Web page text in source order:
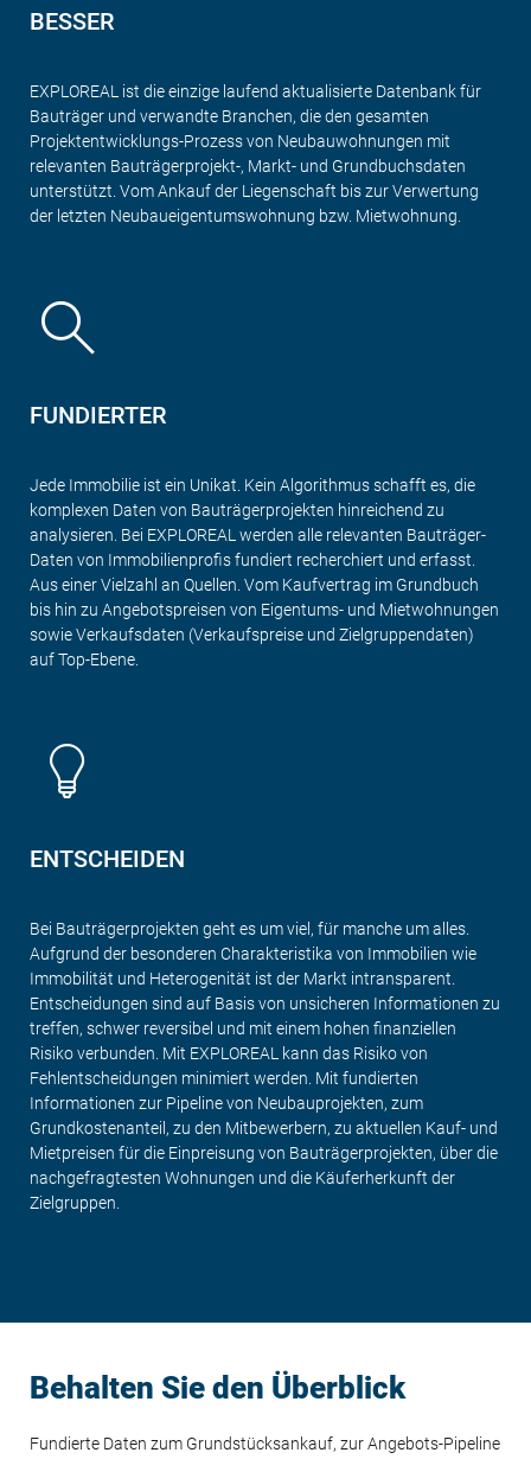
BESSER
EXPLOREAL ist die einzige laufend aktualisierte Datenbank für
Bauträger und verwandte Branchen, die den gesamten
Projektentwicklungs-Prozess von Neubauwohnungen mit
relevanten Bauträgerprojekt-, Markt- und Grundbuchsdaten
unterstützt. Vom Ankauf der Liegenschaft bis zur Verwertung
der letzten Neubaueigentumswohnung bzw. Mietwohnung.
FUNDIERTER
Jede Immobilie ist ein Unikat. Kein Algorithmus schafft es, die
komplexen Daten von Bauträgerprojekten hinreichend zu
analysieren. Bei EXPLOREAL werden alle relevanten Bauträger-
Daten von Immobilienprofis fundiert recherchiert und erfasst.
Aus einer Vielzahl an Quellen. Vom Kaufvertrag im Grundbuch
bis hin zu Angebotspreisen von Eigentums- und Mietwohnungen
sowie Verkaufsdaten (Verkaufspreise und Zielgruppendaten)
auf Top-Ebene.
ENTSCHEIDEN
Bei Bauträgerprojekten geht es um viel, für manche um alles.
Aufgrund der besonderen Charakteristika von Immobilien wie
Immobilität und Heterogenität ist der Markt intransparent.
Entscheidungen sind auf Basis von unsicheren Informationen zu
treffen, schwer reversibel und mit einem hohen finanziellen
Risiko verbunden. Mit EXPLOREAL kann das Risiko von
Fehlentscheidungen minimiert werden. Mit fundierten
Informationen zur Pipeline von Neubauprojekten, zum
Grundkostenanteil, zu den Mitbewerbern, zu aktuellen Kauf- und
Mietpreisen für die Einpreisung von Bauträgerprojekten, über die
nachgefragtesten Wohnungen und die Käuferherkunft der
Zielgruppen.
Behalten Sie den Überblick
Fundierte Daten zum Grundstücksankauf, zur Angebots-Pipeline